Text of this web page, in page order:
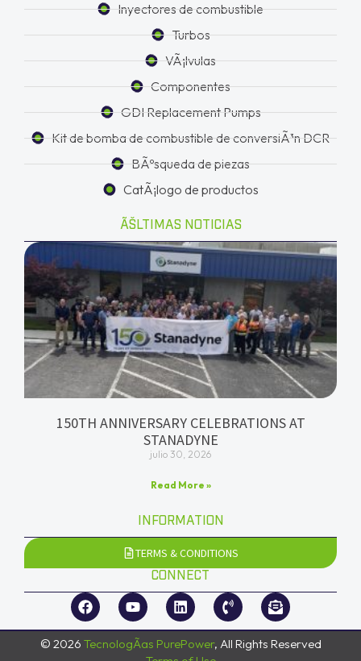
Inyectores de combustible
Turbos
VÃ¡lvulas
Componentes
GDI Replacement Pumps
Kit de bomba de combustible de conversiÃ³n DCR
BÃºsqueda de piezas
CatÃ¡logo de productos
ÃŠLTIMAS NOTICIAS
150TH ANNIVERSARY CELEBRATIONS AT
STANADYNE
julio 30, 2026
Read More »
INFORMATION
TERMS & CONDITIONS
CONNECT
© 2026 TecnologÃ­as PurePower, All Rights Reserved